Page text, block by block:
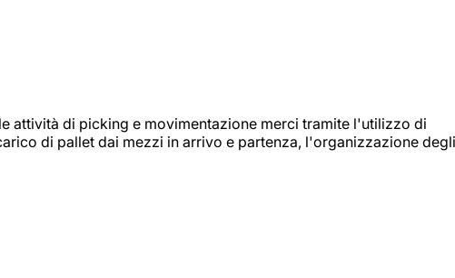
attività di picking e movimentazione merci tramite l'utilizzo di
di pallet dai mezzi in arrivo e partenza, l'organizzazione degli